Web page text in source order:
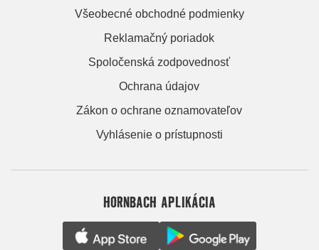
Všeobecné obchodné podmienky
Reklamačný poriadok
Spoločenská zodpovednosť
Ochrana údajov
Zákon o ochrane oznamovateľov
Vyhlásenie o prístupnosti
HORNBACH APLIKÁCIA